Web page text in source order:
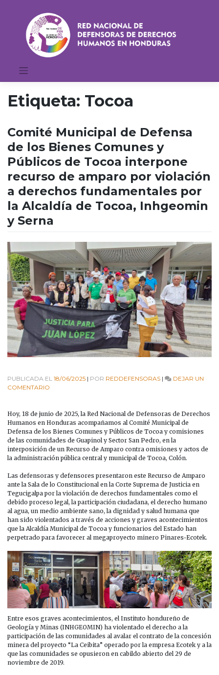
Etiqueta: Tocoa
Comité Municipal de Defensa
de los Bienes Comunes y
Públicos de Tocoa interpone
recurso de amparo por violación
a derechos fundamentales por
la Alcaldía de Tocoa, Inhgeomin
y Serna
PUBLICADA EL 18/06/2025 | POR REDDEFENSORAS |
DEJAR UN
COMENTARIO
DE
DEFENSA
DE
LOS
BIENES
COMUNES
PÚBLICOS
DE
TOCOA
INTERPONE
RECURSO
DE
AMPARO
POR
A
DERECHOS
FUNDAMENTALES
POR
LA
ALCALDÍA
DE
TOCOA,
INHGEOMIN
Y
SERNA
Hoy, 18 de junio de 2025, la Red Nacional de Defensoras de Derechos
Humanos en Honduras acompañamos al Comité Municipal de
Defensa de los Bienes Comunes y Públicos de Tocoa y comisiones
de las comunidades de Guapinol y Sector San Pedro, en la
interposición de un Recurso de Amparo contra omisiones y actos de
la administración pública central y municipal de Tocoa, Colón.
Las defensoras y defensores presentaron este Recurso de Amparo
ante la Sala de lo Constitucional en la Corte Suprema de Justicia en
Tegucigalpa por la violación de derechos fundamentales como el
debido proceso legal, la participación ciudadana, el derecho humano
al agua, un medio ambiente sano, la dignidad y salud humana que
han sido violentados a través de acciones y graves acontecimientos
que la Alcaldía Municipal de Tocoa y funcionarios del Estado han
perpetrado para favorecer al megaproyecto minero Pinares-Ecotek.
Entre esos graves acontecimientos, el Instituto hondureño de
Geología y Minas (INHGEOMIN) ha violentado el derecho a la
participación de las comunidades al avalar el contrato de la concesión
minera del proyecto “La Ceibita” operado por la empresa Ecotek y a la
que las comunidades se opusieron en cabildo abierto del 29 de
noviembre de 2019.